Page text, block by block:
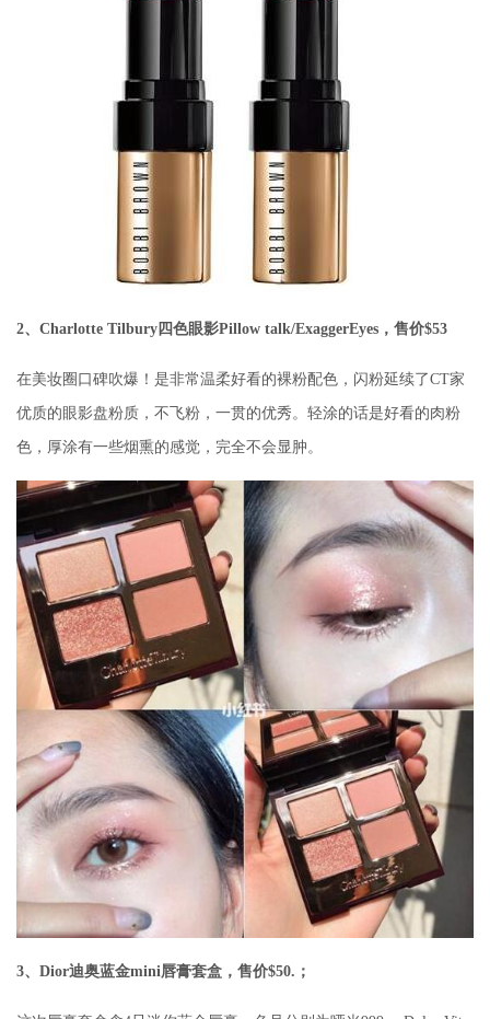
2、Charlotte Tilbury四色眼影Pillow talk/ExaggerEyes，售价$53
在美妆圈口碑吹爆！是非常温柔好看的裸粉配色，闪粉延续了CT家
优质的眼影盘粉质，不飞粉，一贯的优秀。轻涂的话是好看的肉粉
色，厚涂有一些烟熏的感觉，完全不会显肿。
3、Dior迪奥蓝金mini唇膏套盒，售价$50.；